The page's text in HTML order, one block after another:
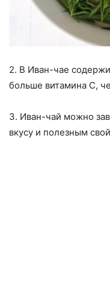
2. В Иван-чае
больше витамина С,
3. Иван-чай можно
вкусу и полезным